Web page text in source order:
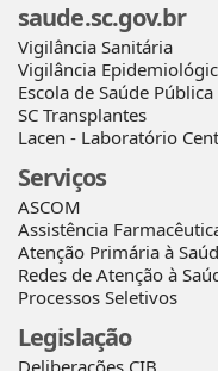
saude.sc.gov.br
Vigilância Sanitária
Vigilância
Escola de Saúde Pública
SC Transplantes
Lacen - Laboratório
Serviços
ASCOM
Assistência
Atenção Primária à
Redes de Atenção à
Processos Seletivos
Legislação